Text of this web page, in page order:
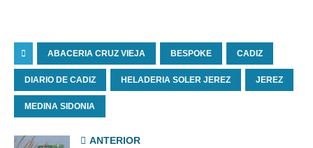
ABACERIA CRUZ VIEJA BESPOKE CADIZ
DIARIO DE CADIZ HELADERIA SOLER JEREZ JEREZ
MEDINA SIDONIA
ANTERIOR